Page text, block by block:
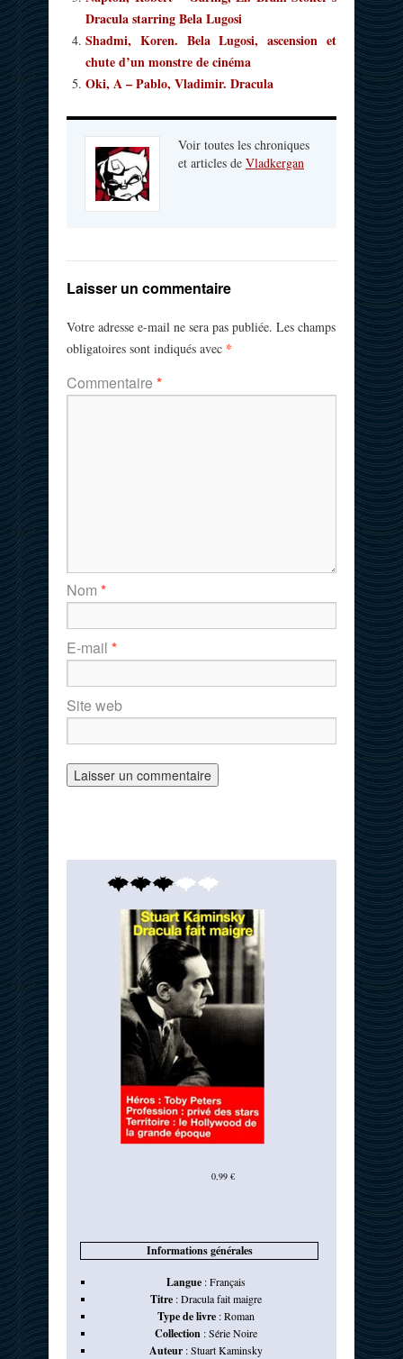
Dracula starring Bela Lugosi
Shadmi, Koren. Bela Lugosi, ascension et
chute d’un monstre de cinéma
Oki, A – Pablo, Vladimir. Dracula
Voir toutes les chroniques
et articles de Vladkergan
Laisser un commentaire
Votre adresse e-mail ne sera pas publiée. Les champs
obligatoires sont indiqués avec *
Commentaire *
Nom *
E-mail *
Site web
0,99 €
Informations générales
Langue :Français
Titre :Dracula fait maigre
Type de livre :Roman
Collection :Série Noire
Auteur :Stuart Kaminsky